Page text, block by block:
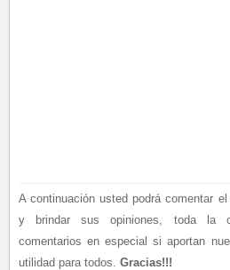
A continuación usted podrá comentar
y brindar sus opiniones, toda la
comentarios en especial si aportan
utilidad para todos.Gracias!!!